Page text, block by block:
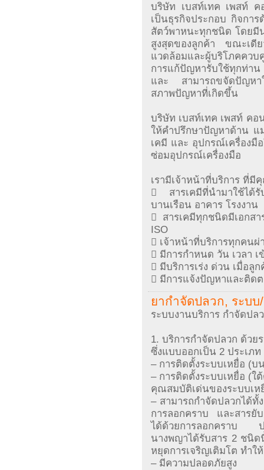
บริษัท เบสท์เทค เพสท์ ค
เป็นธุรกิจประกอบ กิจกา
สัตว์พาหนะทุกชนิด โดยมี
สูงสุดของลูกค้า ขณะเดีย
แวดล้อมและผู้บริโภคคว
การแก้ปัญหารับใช้ทุกท่าน
และ สามารถขจัดปัญหา
สภาพปัญหาที่เกิดขึ้น
บริษัท เบสท์เทค เพสท์ ค
ให้คำปรึกษาปัญหาด้าน แ
เคมี และ อุปกรณ์เครื่องมื
ซ่อมอุปกรณ์เครื่องมือ
เรามีเจ้าหน้าที่บริการ ที่
 สารเคมีที่นำมาใช้ได้รั
บานเรือน อาคาร โรงงาน
 สารเคมีทุกชนิดมีเอกส
ISO
 เจ้าหน้าที่บริการทุกคน
 มีการกำหนด วัน เวลา
 มีบริการเร่ง ด่วน เมื่อลู
 มีการแจ้งปัญหาและติด
ยากำจัดปลวก, ระบ
ระบบงานบริการ กำจัดปล
1. บริการกำจัดปลวก ด้วย
ซึ่งแบบออกเป็น 2 ประเภท
– การติดตั้งระบบเหยื่อ (บ
– การติดตั้งระบบเหยื่อ (ใ
คุณสมบัติเด่นของระบบเห
– สามารถกำจัดปลวกได้ทั้
การลอกคราบ และสารยั
ได้ด้วยการลอกคราบ ป
นางพญาได้รับสาร 2 ชนิด
หยุดการเจริญเติมโต ทำใ
– มีความปลอดภัยสูง